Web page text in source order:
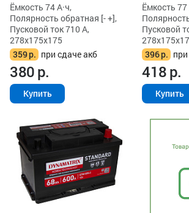
Ёмкость 74 А·ч,
Полярность обратная [- +],
Пусковой ток 710 А,
278x175x175
359р. при сдаче акб
380р.
Купить
Ёмкость 77
Пусковой
396р.
418р.
Купить